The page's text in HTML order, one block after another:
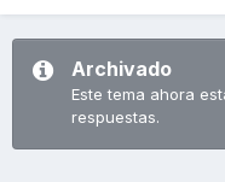
Archivado
Este tema ahora
respuestas.